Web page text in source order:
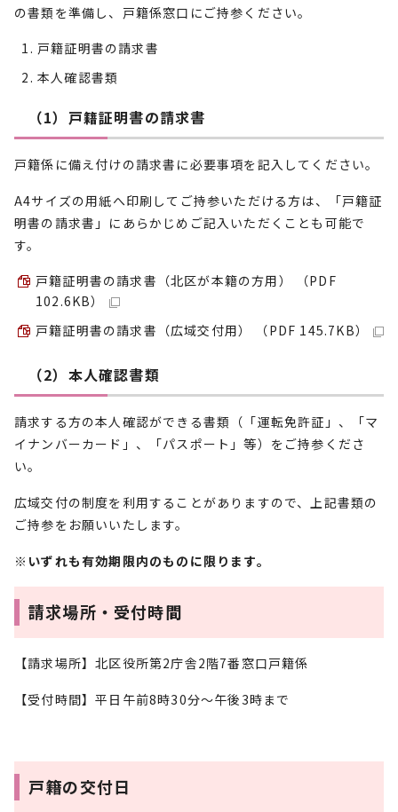
の書類を準備し、戸籍係窓口にご持参ください。
戸籍証明書の請求書
本人確認書類
（1）戸籍証明書の請求書
戸籍係に備え付けの請求書に必要事項を記入してください。
A4サイズの用紙へ印刷してご持参いただける方は、「戸籍証
明書の請求書」にあらかじめご記入いただくことも可能で
す。
戸籍証明書の請求書（北区が本籍の方用） （PDF
102.6KB）
戸籍証明書の請求書（広域交付用） （PDF 145.7KB）
（2）本人確認書類
請求する方の本人確認ができる書類（「運転免許証」、「マ
イナンバーカード」、「パスポート」等）をご持参くださ
い。
広域交付の制度を利用することがありますので、上記書類の
ご持参をお願いいたします。
※いずれも有効期限内のものに限ります。
請求場所・受付時間
【請求場所】北区役所第2庁舎2階7番窓口戸籍係
【受付時間】平日午前8時30分～午後3時まで
戸籍の交付日